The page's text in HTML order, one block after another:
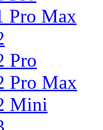
Pro Max
Pro
Pro Max
Mini